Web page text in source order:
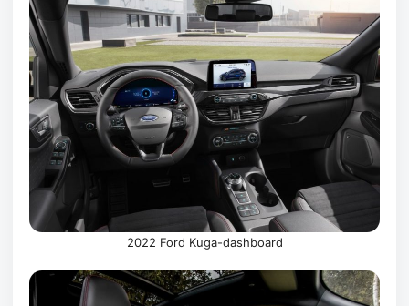
2022 Ford Kuga-dashboard